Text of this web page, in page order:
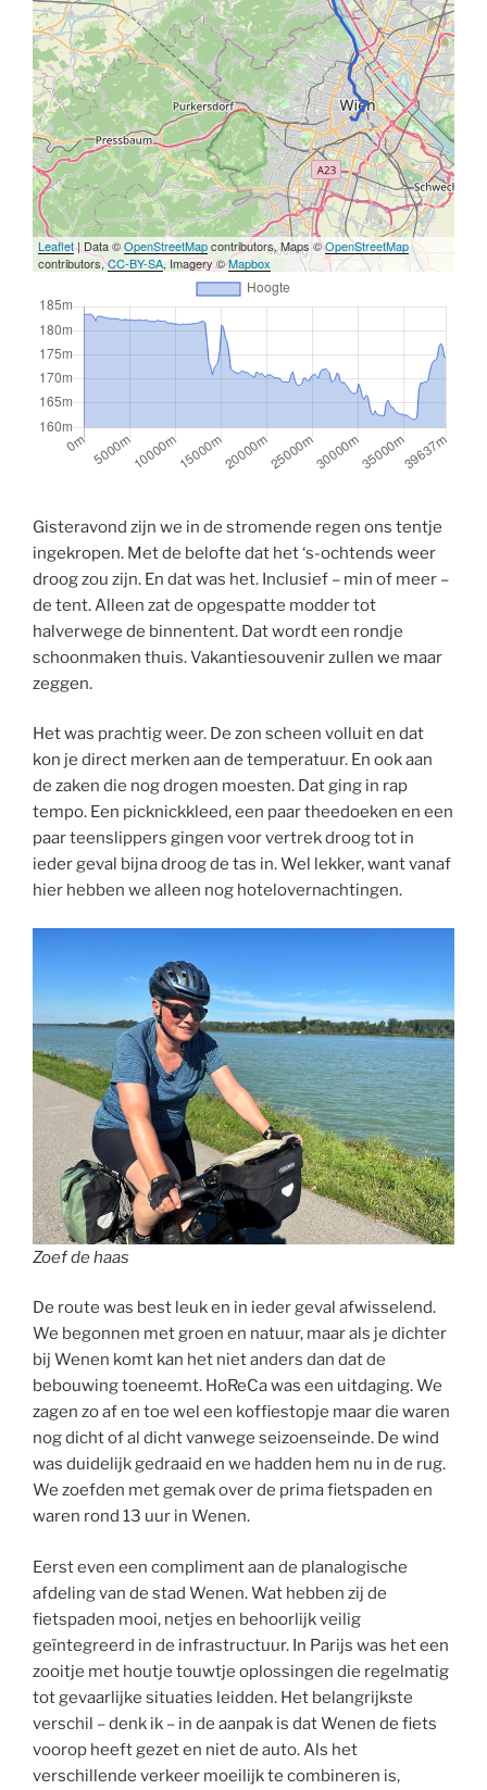
Leaflet| Data ©OpenStreetMapcontributors, Maps ©OpenStreetMap
contributors,CC-BY-SA, Imagery ©Mapbox
Gisteravond zijn we in de stromende regen ons tentje
ingekropen. Met de belofte dat het ‘s-ochtends weer
droog zou zijn. En dat was het. Inclusief – min of meer –
de tent. Alleen zat de opgespatte modder tot
halverwege de binnentent. Dat wordt een rondje
schoonmaken thuis. Vakantiesouvenir zullen we maar
zeggen.
Het was prachtig weer. De zon scheen volluit en dat
kon je direct merken aan de temperatuur. En ook aan
de zaken die nog drogen moesten. Dat ging in rap
tempo. Een picknickkleed, een paar theedoeken en een
paar teenslippers gingen voor vertrek droog tot in
ieder geval bijna droog de tas in. Wel lekker, want vanaf
hier hebben we alleen nog hotelovernachtingen.
Zoef de haas
De route was best leuk en in ieder geval afwisselend.
We begonnen met groen en natuur, maar als je dichter
bij Wenen komt kan het niet anders dan dat de
bebouwing toeneemt. HoReCa was een uitdaging. We
zagen zo af en toe wel een koffiestopje maar die waren
nog dicht of al dicht vanwege seizoenseinde. De wind
was duidelijk gedraaid en we hadden hem nu in de rug.
We zoefden met gemak over de prima fietspaden en
waren rond 13 uur in Wenen.
Eerst even een compliment aan de planalogische
afdeling van de stad Wenen. Wat hebben zij de
fietspaden mooi, netjes en behoorlijk veilig
geïntegreerd in de infrastructuur. In Parijs was het een
zooitje met houtje touwtje oplossingen die regelmatig
tot gevaarlijke situaties leidden. Het belangrijkste
verschil – denk ik – in de aanpak is dat Wenen de fiets
voorop heeft gezet en niet de auto. Als het
verschillende verkeer moeilijk te combineren is,